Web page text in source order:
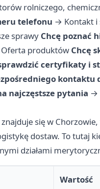
rolniczego,
telefonu → Kontakt i
sprawy Chcę poznać
Oferta produktów Chcę
certyfikaty i
kontaktu
najczęstsze pytania →
znajduje się w
dostaw. To tutaj
działami
Wartość